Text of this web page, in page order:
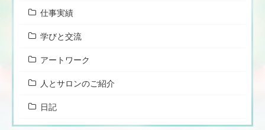
仕事実績
学びと交流
アートワーク
人とサロンのご紹介
日記